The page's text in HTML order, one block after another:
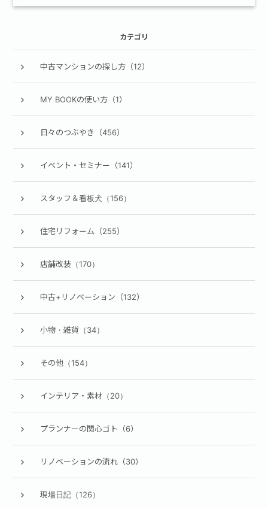
カテゴリ
中古マンションの探し方（12）
MY BOOKの使い方（1）
日々のつぶやき（456）
イベント・セミナー（141）
スタッフ＆看板犬（156）
住宅リフォーム（255）
店舗改装（170）
中古+リノベーション（132）
小物・雑貨（34）
その他（154）
インテリア・素材（20）
プランナーの関心ゴト（6）
リノベーションの流れ（30）
現場日記（126）